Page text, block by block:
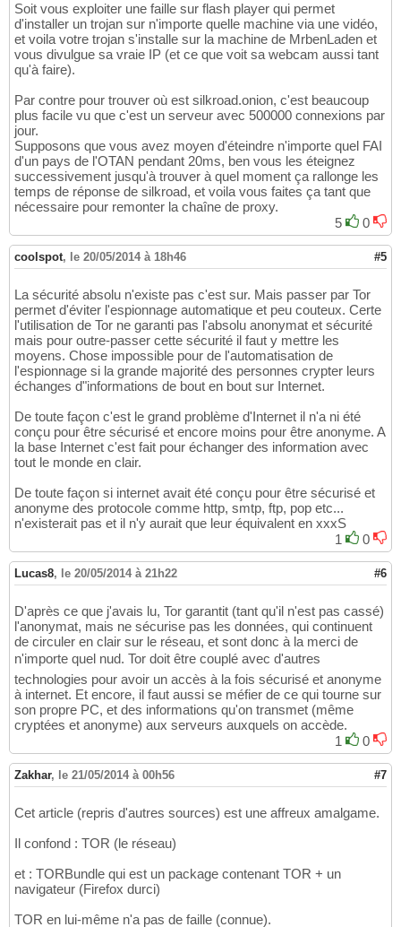
Soit vous exploiter une faille sur flash player qui permet
d'installer un trojan sur n'importe quelle machine via une vidéo,
et voila votre trojan s'installe sur la machine de MrbenLaden et
vous divulgue sa vraie IP (et ce que voit sa webcam aussi tant
qu'à faire).
Par contre pour trouver où est silkroad.onion, c'est beaucoup
plus facile vu que c'est un serveur avec 500000 connexions par
jour.
Supposons que vous avez moyen d'éteindre n'importe quel FAI
d'un pays de l'OTAN pendant 20ms, ben vous les éteignez
successivement jusqu'à trouver à quel moment ça rallonge les
temps de réponse de silkroad, et voila vous faites ça tant que
nécessaire pour remonter la chaîne de proxy.
5
0
coolspot, le 20/05/2014 à 18h46 #5
La sécurité absolu n'existe pas c'est sur. Mais passer par Tor
permet d'éviter l'espionnage automatique et peu couteux. Certe
l'utilisation de Tor ne garanti pas l'absolu anonymat et sécurité
mais pour outre-passer cette sécurité il faut y mettre les
moyens. Chose impossible pour de l'automatisation de
l'espionnage si la grande majorité des personnes crypter leurs
échanges d"informations de bout en bout sur Internet.
De toute façon c'est le grand problème d'Internet il n'a ni été
conçu pour être sécurisé et encore moins pour être anonyme. A
la base Internet c'est fait pour échanger des information avec
tout le monde en clair.
De toute façon si internet avait été conçu pour être sécurisé et
anonyme des protocole comme http, smtp, ftp, pop etc...
n'existerait pas et il n'y aurait que leur équivalent en xxxS
1
0
Lucas8, le 20/05/2014 à 21h22 #6
D'après ce que j'avais lu, Tor garantit (tant qu'il n'est pas cassé)
l'anonymat, mais ne sécurise pas les données, qui continuent
de circuler en clair sur le réseau, et sont donc à la merci de
n'importe quel nud. Tor doit être couplé avec d'autres
technologies pour avoir un accès à la fois sécurisé et anonyme
à internet. Et encore, il faut aussi se méfier de ce qui tourne sur
son propre PC, et des informations qu'on transmet (même
cryptées et anonyme) aux serveurs auxquels on accède.
1
0
Zakhar, le 21/05/2014 à 00h56 #7
Cet article (repris d'autres sources) est une affreux amalgame.
Il confond : TOR (le réseau)
et : TORBundle qui est un package contenant TOR + un
navigateur (Firefox durci)
TOR en lui-même n'a pas de faille (connue).